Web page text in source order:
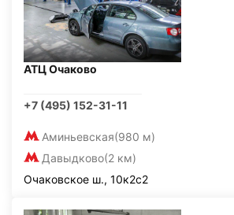
АТЦ Очаково
+7 (495) 152-31-11
Аминьевская(980 м)
Давыдково(2 км)
Очаковское ш., 10к2с2